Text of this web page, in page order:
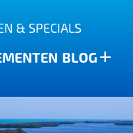
& SPECIALS
BLOG